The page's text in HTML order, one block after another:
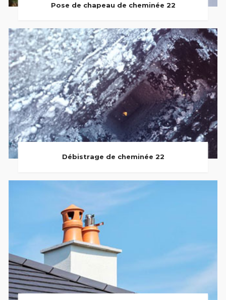
Pose de chapeau de cheminée 22
Débistrage de cheminée 22